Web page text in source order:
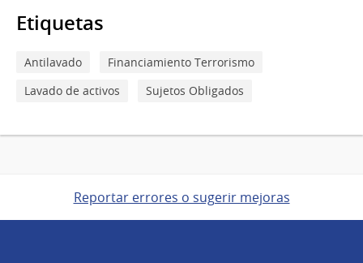
Etiquetas
Antilavado
Financiamiento Terrorismo
Lavado de activos
Sujetos Obligados
Reportar errores o sugerir mejoras